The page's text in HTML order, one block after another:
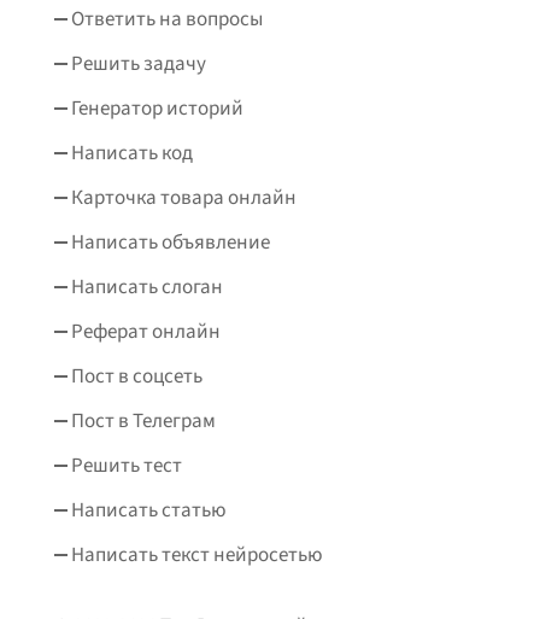
Ответить на вопросы
Решить задачу
Генератор историй
Написать код
Карточка товара онлайн
Написать объявление
Написать слоган
Реферат онлайн
Пост в соцсеть
Пост в Телеграм
Решить тест
Написать статью
Написать текст нейросетью